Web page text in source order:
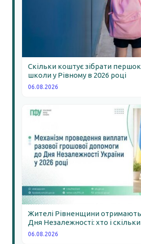
Скільки коштує зібрати
школи у Рівному в 2026 році
06.08.2026
Жителі Рівненщини
Дня Незалежності: хто і скільки
06.08.2026